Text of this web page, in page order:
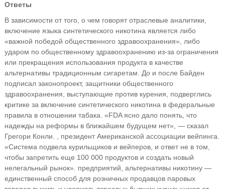
Ответы
В зависимости от того, о чем говорят отраслевые аналитики,
включение языка синтетического никотина является либо
«важной победой общественного здравоохранения», либо
ударом по общественному здравоохранению из-за ограничения
или прекращения использования продукта в качестве
альтернативы традиционным сигаретам. До и после Байден
подписал законопроект, защитники общественного
здравоохранения, выступающие против курения, подверглись
критике за включение синтетического никотина в федеральные
правила в отношении табака. «FDA ясно дало понять, что
надежды на реформы в ближайшем будущем нет», — сказал
Грегори Конли. , президент Американской ассоциации вейпинга.
«Система подвела курильщиков и вейперов, и ответ не в том,
чтобы запретить еще 100 000 продуктов и создать новый
нелегальный рынок». предприятий, альтернативы никотину —
единственный способ для розничных продавцов паровых